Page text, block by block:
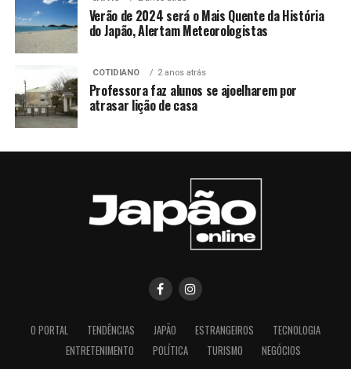
Verão de 2024 será o Mais Quente da História
do Japão, Alertam Meteorologistas
COTIDIANO 2 anos atrás
Professora faz alunos se ajoelharem por
atrasar lição de casa
O PORTAL TENDÊNCIAS JAPÃO ESTRANGEIROS
TECNOLOGIA
ENTRETENIMENTO
POLÍTICA TURISMO NEGÓCIOS